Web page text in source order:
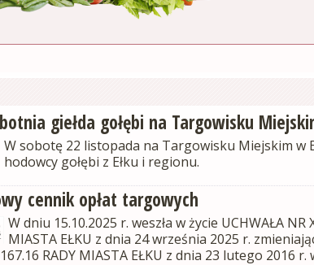
giełda gołębi na Targowisku
W sobotę 22 listopada na Targowisku Miejskim w
hodowcy gołębi z Ełku i regionu.
cennik opłat targowych
W dniu 15.10.2025 r. weszła w życie UCHWAŁA NR
MIASTA EŁKU z dnia 24 września 2025 r.
RADY MIASTA EŁKU z dnia 23 lutego 2016